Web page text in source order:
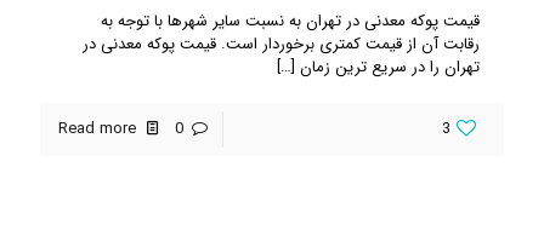
قیمت پوکه معدنی در تهران به نسبت سایر شهرها با توجه به
رقابت آن از قیمت کمتری برخوردار است. قیمت پوکه معدنی در
تهران را در سریع ترین زمان […]
3
0
Read more